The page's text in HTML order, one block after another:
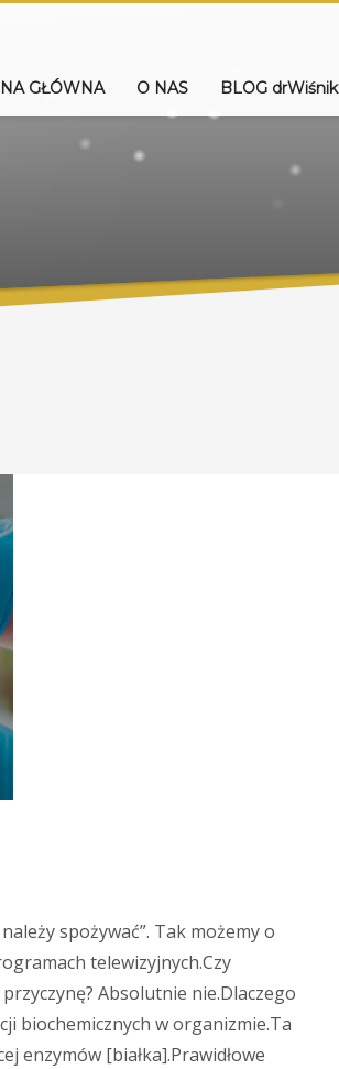
GŁÓWNA O NAS BLOG drWiśnik
spożywać”. Tak możemy o
telewizyjnych.Czy
Absolutnie nie.Dlaczego
biochemicznych w organizmie.Ta
enzymów [białka].Prawidłowe